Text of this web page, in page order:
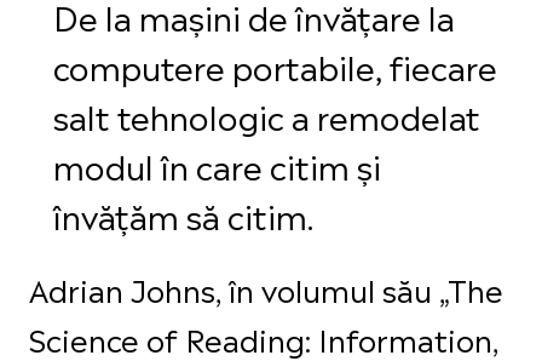
De la mașini de învățare la
computere portabile, fiecare
salt tehnologic a remodelat
modul în care citim și
învățăm să citim.
Adrian Johns, în volumul său „The
Science of Reading: Information,